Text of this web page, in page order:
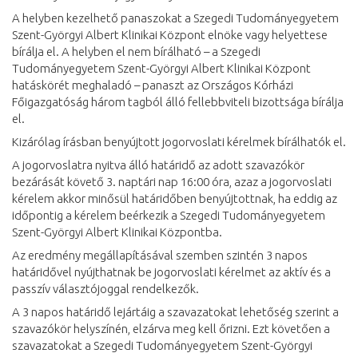
A helyben kezelhető panaszokat a Szegedi Tudományegyetem
Szent-Györgyi Albert Klinikai Központ elnöke vagy helyettese
bírálja el. A helyben el nem bírálható – a Szegedi
Tudományegyetem Szent-Györgyi Albert Klinikai Központ
hatáskörét meghaladó – panaszt az Országos Kórházi
Főigazgatóság három tagból álló fellebbviteli bizottsága bírálja
el.
Kizárólag írásban benyújtott jogorvoslati kérelmek bírálhatók el.
A jogorvoslatra nyitva álló határidő az adott szavazókör
bezárását követő 3. naptári nap 16:00 óra, azaz a jogorvoslati
kérelem akkor minősül határidőben benyújtottnak, ha eddig az
időpontig a kérelem beérkezik a Szegedi Tudományegyetem
Szent-Györgyi Albert Klinikai Központba.
Az eredmény megállapításával szemben szintén 3 napos
határidővel nyújthatnak be jogorvoslati kérelmet az aktív és a
passzív választójoggal rendelkezők.
A 3 napos határidő lejártáig a szavazatokat lehetőség szerint a
szavazókör helyszínén, elzárva meg kell őrizni. Ezt követően a
szavazatokat a Szegedi Tudományegyetem Szent-Györgyi